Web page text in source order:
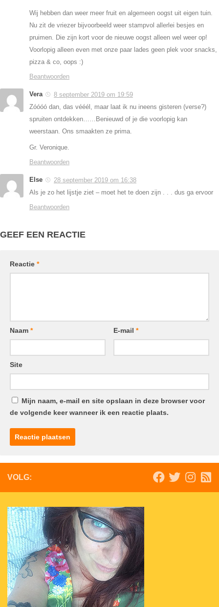
Wij hebben dan weer meer fruit en algemeen oogst uit eigen tuin.
Nu zit de vriezer bijvoorbeeld weer stampvol allerlei besjes en
pruimen. Die zijn kort voor de nieuwe oogst alleen wel weer op!
Voorlopig alleen even met onze paar lades geen plek voor snacks,
pizza & co, oops :)
Beantwoorden
Vera
8 september 2019 om 19:59
Zóóóó dan, das vééél, maar laat ik nu ineens gisteren (verse?)
spruiten ontdekken……Benieuwd of je die voorlopig kan
weerstaan. Ons smaakten ze prima.
Gr. Veronique.
Beantwoorden
Else
28 september 2019 om 16:38
Als je zo het lijstje ziet – moet het te doen zijn . . . dus ga ervoor
Beantwoorden
GEEF EEN REACTIE
Reactie *
Naam * E-mail*
Site
Mijn naam, e-mail en site opslaan in deze browser voor
de volgende keer wanneer ik een reactie plaats.
VOLG: